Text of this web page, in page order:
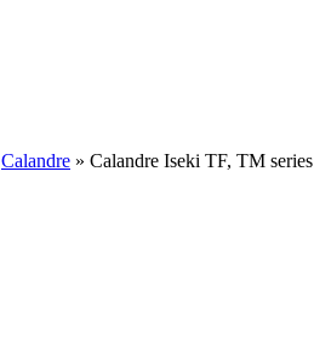
Calandre » Calandre Iseki TF, TM series